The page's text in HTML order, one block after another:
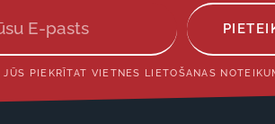
PIEKRĪTAT VIETNES LIETOŠANAS